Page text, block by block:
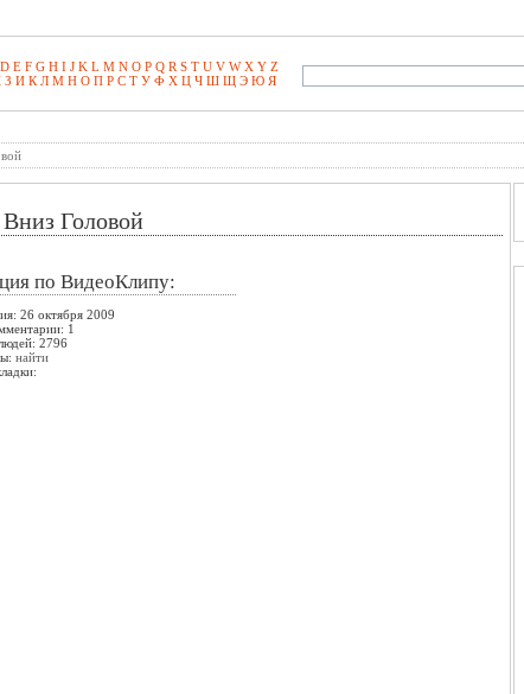
D E F G H I J K L M N O P Q R S T U V W X Y Z
З И К Л М Н О П Р С Т У Ф Х Ц Ч Ш Щ Э­ Ю Я
Головой
по ВидеоКлипу:
26 октября 2009
1
2796
найти